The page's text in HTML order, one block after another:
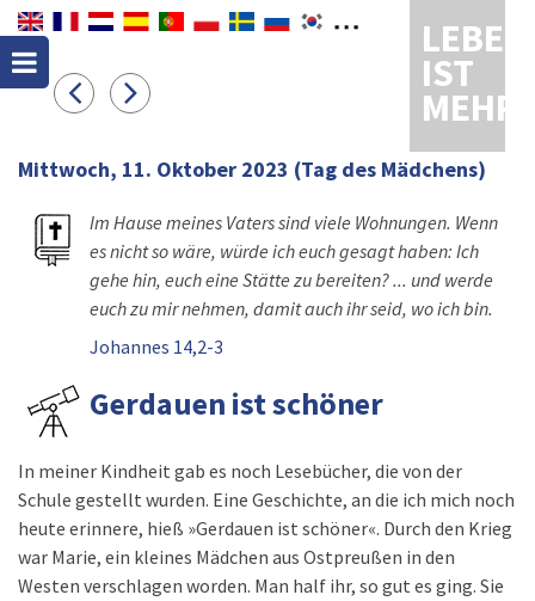
LEBEN
IST
MEHR
Mittwoch, 11. Oktober 2023 (Tag des Mädchens)
Im Hause meines Vaters sind viele Wohnungen. Wenn
es nicht so wäre, würde ich euch gesagt haben: Ich
gehe hin, euch eine Stätte zu bereiten? ... und werde
euch zu mir nehmen, damit auch ihr seid, wo ich bin.
Johannes 14,2-3
Gerdauen ist schöner
In meiner Kindheit gab es noch Lesebücher, die von der
Schule gestellt wurden. Eine Geschichte, an die ich mich noch
heute erinnere, hieß »Gerdauen ist schöner«. Durch den Krieg
war Marie, ein kleines Mädchen aus Ostpreußen in den
Westen verschlagen worden. Man half ihr, so gut es ging. Sie